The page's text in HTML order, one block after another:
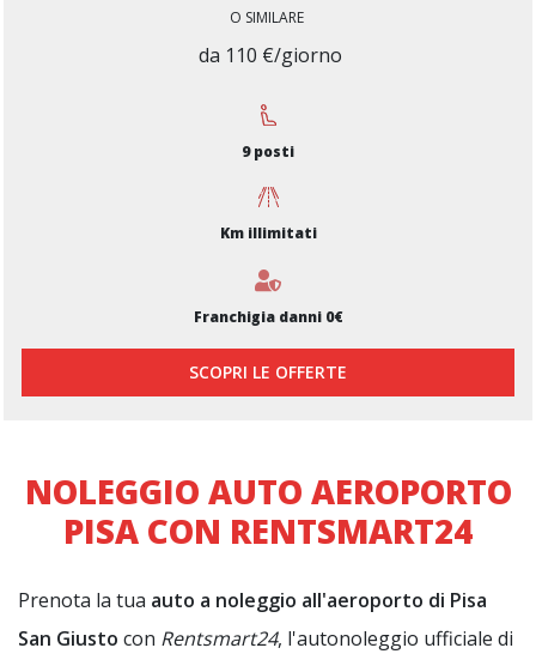
O SIMILARE
da 110 €/giorno
9 posti
Km illimitati
Franchigia danni 0€
SCOPRI LE OFFERTE
NOLEGGIO AUTO AEROPORTO
PISA CON RENTSMART24
Prenota la tua auto a noleggio all'aeroporto di Pisa
San Giusto con Rentsmart24, l'autonoleggio ufficiale di